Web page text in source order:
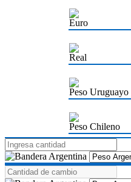
Euro
Real
Peso Uruguayo
Peso Chileno